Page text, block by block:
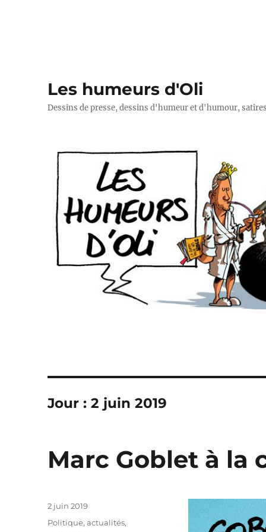
Les humeurs d'Oli
Dessins de presse, dessins d'humeur et d'humour,
Jour :2 juin 2019
Marc Goblet à la
Publié
2 juin 2019
Catégories
Politique, actualités,